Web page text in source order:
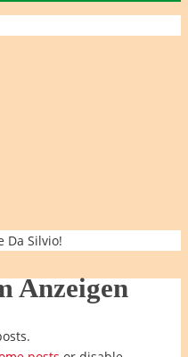
Da Silvio!
Anzeigen